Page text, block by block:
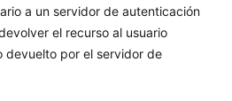
a un servidor de autenticación
el recurso al usuario
devuelto por el servidor de